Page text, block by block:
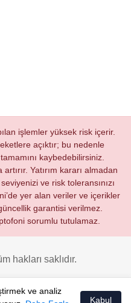
işlemler yüksek risk içerir.
açıktır; bu nedenle
tamamını kaybedebilirsiniz.
Yatırım kararı almadan
ve risk toleransınızı
yer alan veriler ve içerikler
garantisi verilmez.
sorumlu tutulamaz.
hakları saklıdır.
ve analiz
Kabul